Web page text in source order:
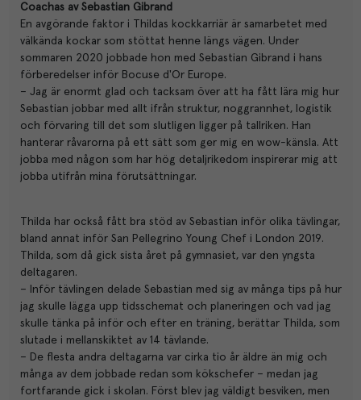
Coachas av Sebastian Gibrand
En avgörande faktor i Thildas kockkarriär är samarbetet med
välkända kockar som stöttat henne längs vägen. Under
sommaren 2020 jobbade hon med Sebastian Gibrand i hans
förberedelser inför Bocuse d'Or Europe.
– Jag är enormt glad och tacksam över att ha fått lära mig hur
Sebastian jobbar med allt ifrån struktur, noggrannhet, logistik
och förvaring till det som slutligen ligger på tallriken. Han
hanterar råvarorna på ett sätt som ger mig en wow-känsla. Att
jobba med någon som har hög detaljrikedom inspirerar mig att
jobba utifrån mina förutsättningar.
Thilda har också fått bra stöd av Sebastian inför olika tävlingar,
bland annat inför San Pellegrino Young Chef i London 2019.
Thilda, som då gick sista året på gymnasiet, var den yngsta
deltagaren.
– Inför tävlingen delade Sebastian med sig av många tips på hur
jag skulle lägga upp tidsschemat och planeringen och vad jag
skulle tänka på inför och efter en träning, berättar Thilda, som
slutade i mellanskiktet av 14 tävlande.
– De flesta andra deltagarna var cirka tio år äldre än mig och
många av dem jobbade redan som kökschefer – medan jag
fortfarande gick i skolan. Först blev jag väldigt besviken, men